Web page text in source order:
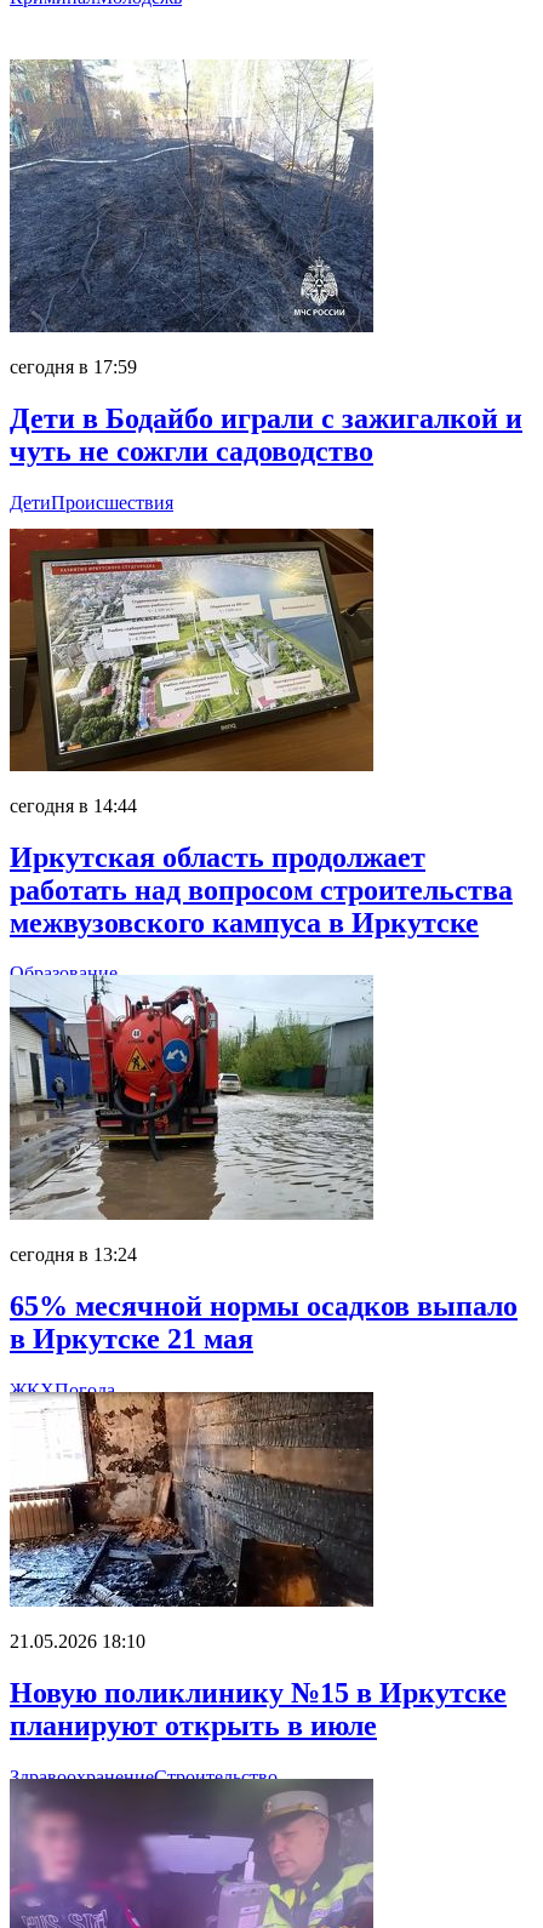
сегодня в 17:59
Дети в Бодайбо играли с зажигалкой и
чуть не сожгли садоводство
ДетиПроисшествия
сегодня в 14:44
Иркутская область продолжает
работать над вопросом строительства
межвузовского кампуса в Иркутске
Образование
сегодня в 13:24
65% месячной нормы осадков выпало
в Иркутске 21 мая
ЖКХПогода
21.05.2026 18:10
Новую поликлинику №15 в Иркутске
планируют открыть в июле
ЗдравоохранениеСтроительство